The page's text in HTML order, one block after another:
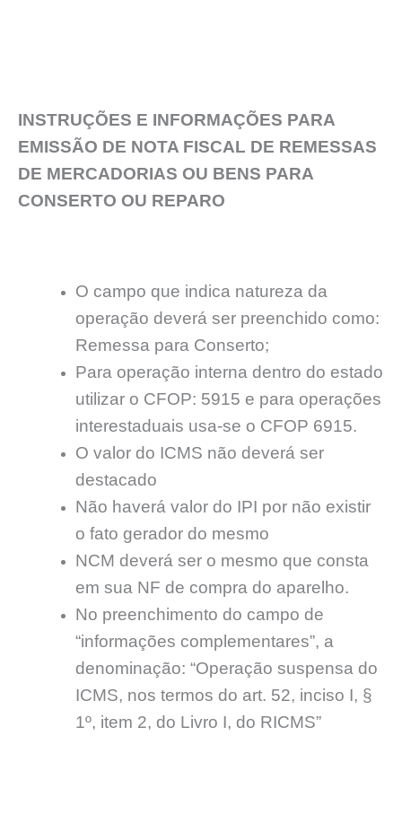
INSTRUÇÕES E INFORMAÇÕES PARA
EMISSÃO DE NOTA FISCAL DE REMESSAS
DE MERCADORIAS OU BENS PARA
CONSERTO OU REPARO
O campo que indica natureza da
operação deverá ser preenchido como:
Remessa para Conserto;
Para operação interna dentro do estado
utilizar o CFOP: 5915 e para operações
interestaduais usa-se o CFOP 6915.
O valor do ICMS não deverá ser
destacado
Não haverá valor do IPI por não existir
o fato gerador do mesmo
NCM deverá ser o mesmo que consta
em sua NF de compra do aparelho.
No preenchimento do campo de
“informações complementares”, a
denominação: “Operação suspensa do
ICMS, nos termos do art. 52, inciso I, §
1º, item 2, do Livro I, do RICMS”